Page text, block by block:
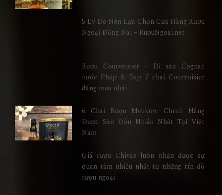
5 Lý Do Nên Lựa Chọn Cửa Hàng Rượu
Ngoại Đồng Nai – RuouNgoai.net
Rượu Courvoisier – Di sản Cognac
nước Pháp & Top 7 chai Courvoisier
đáng mua nhất
6 Chai Rượu Meukow Chính Hãng
Được Săn Đón Nhiều Nhất Tại Việt
Nam
Giá rượu Chivas luôn nhận được sự
quan tâm nhiều nhất từ những tín đồ
rượu ngoại